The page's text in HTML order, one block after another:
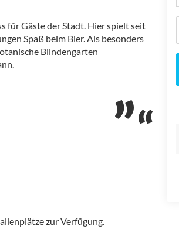
für Gäste der Stadt. Hier spielt seit
Spaß beim Bier. Als besonders
Blindengarten
zur Verfügung.